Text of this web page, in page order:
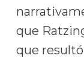
que
que